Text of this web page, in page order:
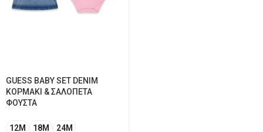
GUESS BABY SET DENIM
ΚΟΡΜΑΚΙ & ΣΑΛΟΠΕΤΑ
ΦΟΥΣΤΑ
12Μ 18Μ
24Μ